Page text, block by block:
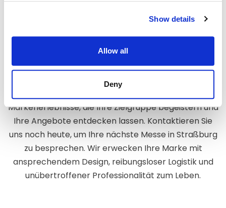
Show details
Allow all
Deny
Werden Sie Partner des
renommierten
Messestandbauers in
Straßburg
Markenerlebnisse, die Ihre Zielgruppe begeistern und
Ihre Angebote entdecken lassen. Kontaktieren Sie
uns noch heute, um Ihre nächste Messe in Straßburg
zu besprechen. Wir erwecken Ihre Marke mit
ansprechendem Design, reibungsloser Logistik und
unübertroffener Professionalität zum Leben.